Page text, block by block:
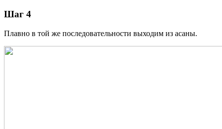
Шаг 4
Плавно в той же последовательности выходим из асаны.